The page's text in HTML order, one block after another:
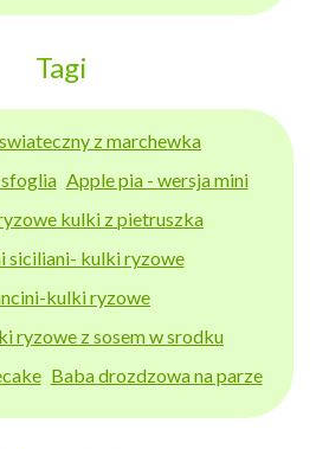
Tagi
swiateczny z marchewka
Apple pia - wersja mini
kulki z pietruszka
siciliani- kulki ryzowe
kulki ryzowe
ryzowe z sosem w srodku
Baba drozdzowa na parze